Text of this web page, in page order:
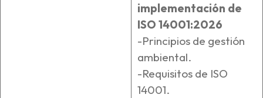
implementación de
ISO 14001:2026
-Principios de gestión
ambiental.
-Requisitos de ISO
14001.